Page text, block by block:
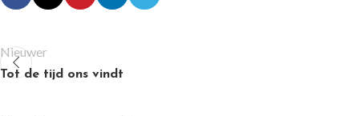
Nieuwer
Tot de tijd ons vindt